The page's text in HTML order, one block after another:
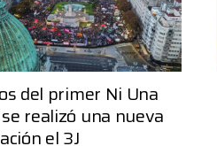
del primer Ni Una
realizó una nueva
el 3J